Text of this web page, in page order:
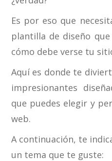
Es por eso que
plantilla de diseño
cómo debe verse tu
Aquí es donde te
impresionantes
que puedes elegir y
web.
A continuación, te
un tema que te guste: